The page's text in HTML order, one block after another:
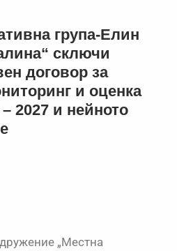
група-Елин
сключи
договор за
и оценка
2027 и нейното
„Местна